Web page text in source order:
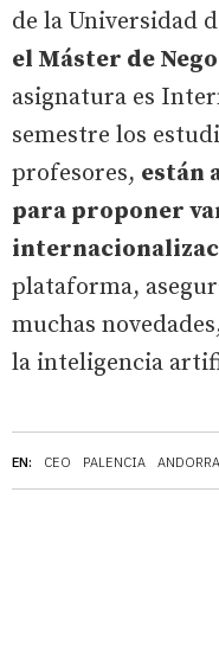
EN: CEO PALENCIA ANDORRA
de la Universidad
el Máster de
asignatura es
semestre los
profesores, están
para proponer
plataforma,
muchas
la inteligencia